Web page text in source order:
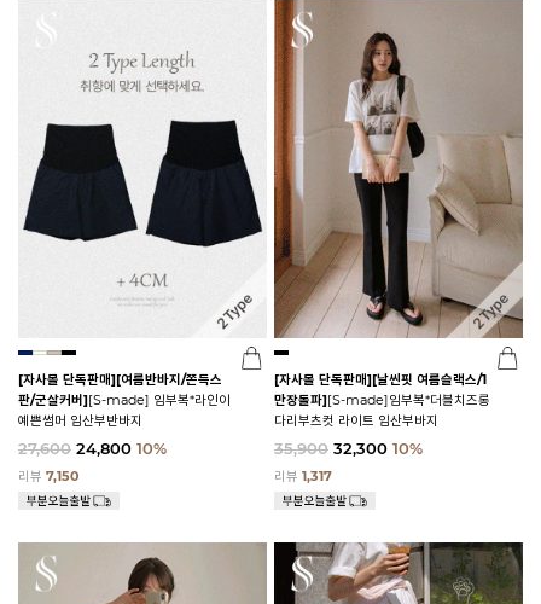
[자사몰 단독판매][여름반바지/쫀득스
판/군살커버][S-made] 임부복*라인이
예쁜썸머 임산부반바지
27,600 24,800 10%
리뷰 7,150
[자사몰 단독판매][날씬핏 여름슬랙스/1
만장돌파][S-made]임부복*더블치즈롱
다리부츠컷 라이트 임산부바지
35,900 32,300 10%
리뷰 1,317